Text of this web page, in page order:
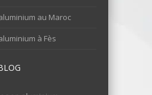
au Maroc
à Fès